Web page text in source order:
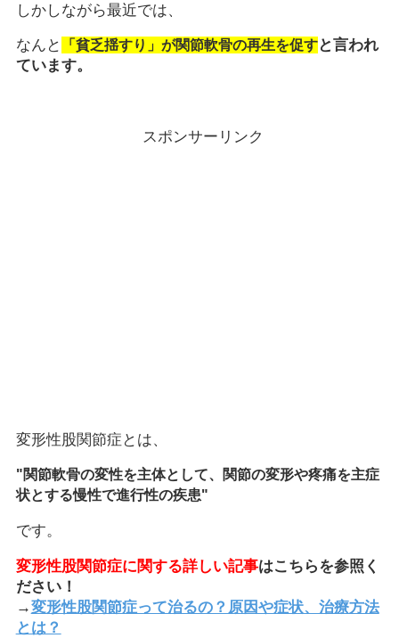
しかしながら最近では、
なんと 「貧乏揺すり」が関節軟骨の再生を促すと言われ
ています。
スポンサーリンク
変形性股関節症とは、
"関節軟骨の変性を主体として、関節の変形や疼痛を主症
状とする慢性で進行性の疾患"
です。
変形性股関節症に関する詳しい記事はこちらを参照く
ださい！
→変形性股関節症って治るの？原因や症状、治療方法
とは？